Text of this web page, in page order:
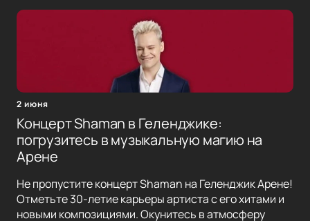
2 июня
Концерт Shaman в Геленджике:
погрузитесь в музыкальную магию на
Арене
Не пропустите концерт Shaman на Геленджик Арене!
Отметьте 30-летие карьеры артиста с его хитами и
новыми композициями. Окунитесь в атмосферу